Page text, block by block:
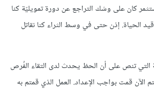
كان على وشك التراجع عن دورة تمويليّة كنا
قيد الحياة. إذن حتى في وسط الثراء كنا نقاتل
التي تنص على أن الحظ يحدث لدى التقاء الفُرص
الآن قمت بواجب الإعداد. العمل الذي قمتم به